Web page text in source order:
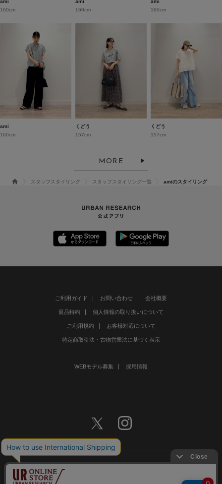
ami
160cm
ami
160cm
ami
160cm
ami
160cm
くどう
157cm
くどう
157cm
MORE
スタッフスタイリング スタッフスタイリング一覧 amiのスタイリング
ご利用ガイド お問い合わせ 会社概要
返品特約 個人情報の取り扱いについて
ご利用規約 お客様対応について
特定商取引法・古物営業法に基づく表示
WEBモデル募集 採用情報